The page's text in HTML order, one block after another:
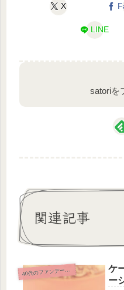
X
LINE
satoriを
関連記事
4
0代のファンデーション
ケ
ー